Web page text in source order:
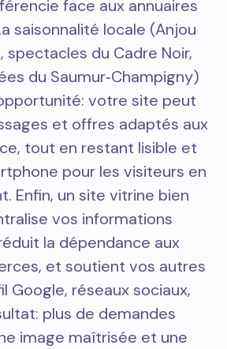
face aux annuaires
saisonnalité locale (Anjou
spectacles du Cadre Noir,
du Saumur‑Champigny)
votre site peut
et offres adaptés aux
tout en restant lisible et
pour les visiteurs en
Enfin, un site vitrine bien
vos informations
la dépendance aux
et soutient vos autres
Google, réseaux sociaux,
plus de demandes
image maîtrisée et une